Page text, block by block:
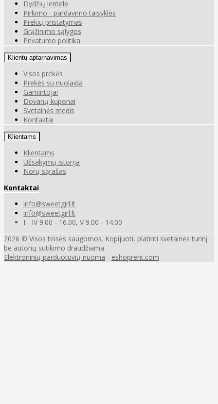
Dydžių lentelė
Pirkimo - pardavimo taisyklės
Prekių pristatymas
Grąžinimo sąlygos
Privatumo politika
Klientų aptarnavimas
Visos prekės
Prekės su nuolaida
Gamintojai
Dovanų kuponai
Svetainės medis
Kontaktai
Klientams
Klientams
Užsakymų istorija
Norų sąrašas
Kontaktai
info@sweetgirl.lt
info@sweetgirl.lt
I - IV 9.00 - 16.00, V 9.00 - 14.00
2026 © Visos teisės saugomos. Kopijuoti, platinti svetainės turinį
be autorių sutikimo draudžiama.
Elektroninių parduotuvių nuoma - eshoprent.com